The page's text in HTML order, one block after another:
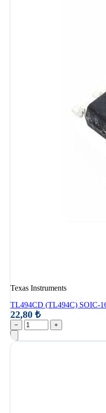
Texas Instruments
TL494CD (TL494C) SOIC-
22,80 ₺
− +